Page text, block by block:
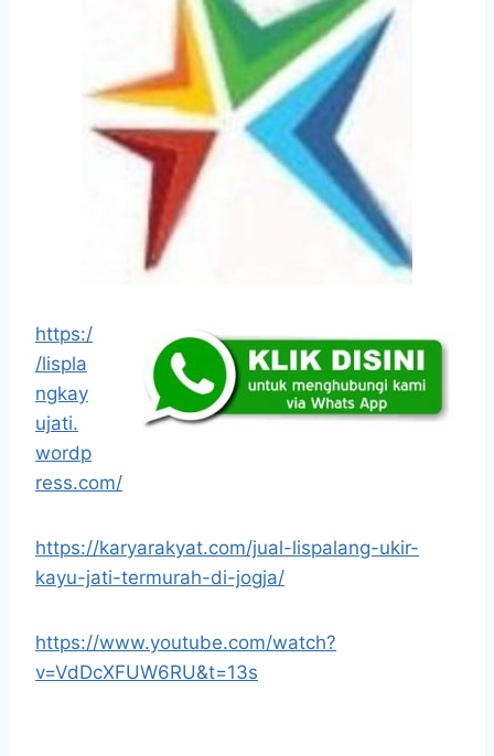
https:/
/lispla
ngkay
ujati.
wordp
ress.com/
https://karyarakyat.com/jual-lispalang-ukir-
kayu-jati-termurah-di-jogja/
https://www.youtube.com/watch?
v=VdDcXFUW6RU&t=13s